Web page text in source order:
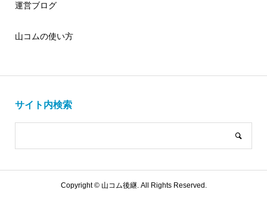
運営ブログ
山コムの使い方
サイト内検索
Copyright ©山コム後継. All Rights Reserved.